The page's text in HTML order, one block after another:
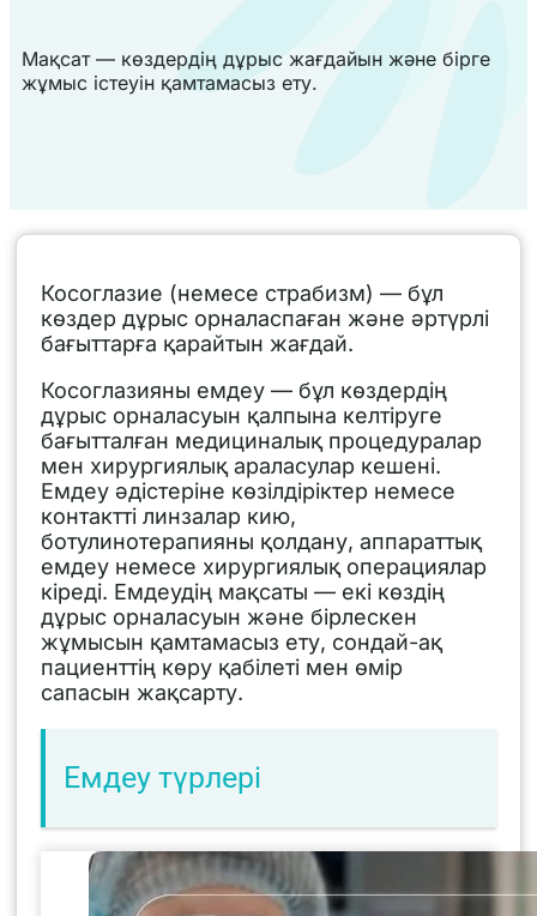
Мақсат — көздердің дұрыс жағдайын және бірге
жұмыс істеуін қамтамасыз ету.
Косоглазие (немесе страбизм) — бұл
көздер дұрыс орналаспаған және әртүрлі
бағыттарға қарайтын жағдай.
Косоглазияны емдеу — бұл көздердің
дұрыс орналасуын қалпына келтіруге
бағытталған медициналық процедуралар
мен хирургиялық араласулар кешені.
Емдеу әдістеріне көзілдіріктер немесе
контактті линзалар кию,
ботулинотерапияны қолдану, аппараттық
емдеу немесе хирургиялық операциялар
кіреді. Емдеудің мақсаты — екі көздің
дұрыс орналасуын және бірлескен
жұмысын қамтамасыз ету, сондай-ақ
пациенттің көру қабілеті мен өмір
сапасын жақсарту.
Емдеу түрлері